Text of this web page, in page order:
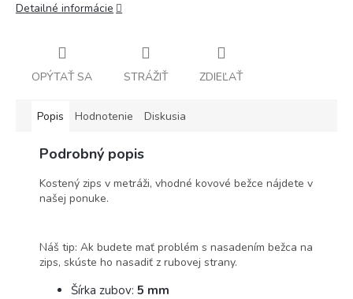
Detailné informácie
OPÝTAŤ SA STRÁŽIŤ ZDIEĽAŤ
Popis Hodnotenie Diskusia
Podrobný popis
Kostený zips v metráži, vhodné kovové bežce nájdete v
našej ponuke.
Náš tip: Ak budete mať problém s nasadením bežca na
zips, skúste ho nasadiť z rubovej strany.
Šírka zubov: 5 mm